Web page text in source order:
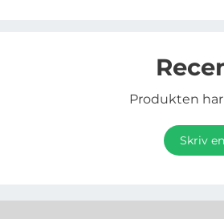
Produkten
Skriv